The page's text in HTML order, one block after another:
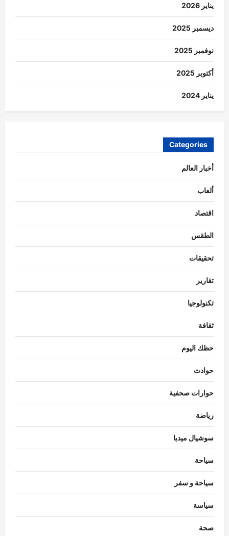
يناير 2026
ديسمبر 2025
نوفمبر 2025
أكتوبر 2025
يناير 2024
Categories
أخبار العالم
ألعاب
اقتصاد
الطقس
تحقيقات
تقارير
تكنولوجيا
ثقافة
حظك اليوم
حوادث
حوارات صحفية
رياضة
سوشيال ميديا
سياحة
سياحة و سفر
سياسة
صحة